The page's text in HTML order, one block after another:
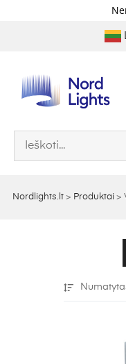
Nordlights.lt > Produktai >